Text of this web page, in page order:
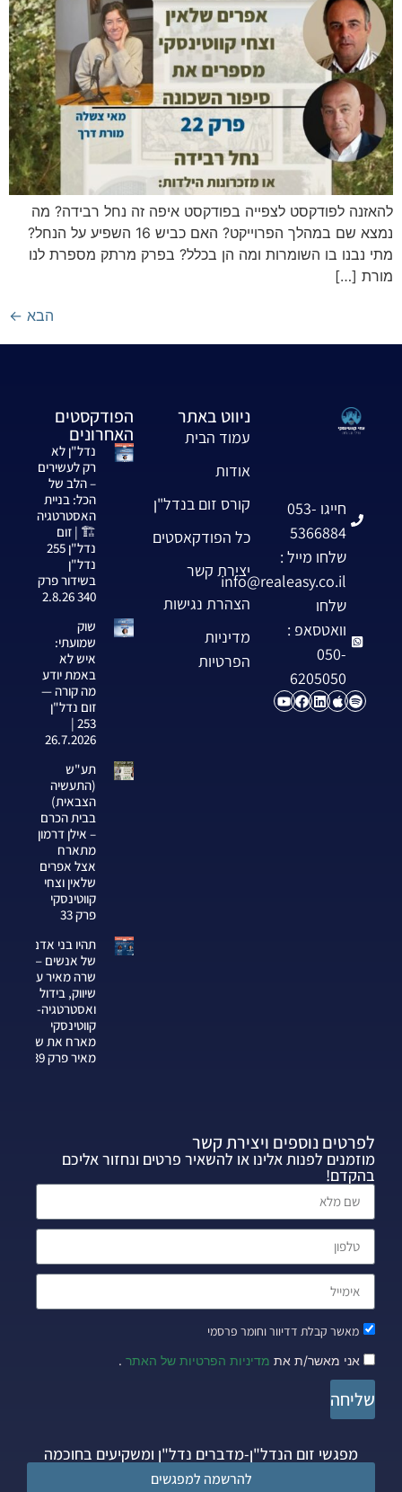
להאזנה לפודקסט לצפייה בפודקסט איפה זה נחל רבידה? מה
נמצא שם במהלך הפרוייקט? האם כביש 16 השפיע על הנחל?
מתי נבנו בו השומרות ומה הן בכלל? בפרק מרתק מספרת לנו
מורת […]
הבא ←
חייגו 053-
5366884
שלחו מייל :
info@realeasy.co.il
שלחו
וואטסאפ :
050-
6205050
ניווט באתר
עמוד הבית
אודות
קורס זום בנדל"ן
כל הפודקאסטים
יצירת קשר
הצהרת נגישות
מדיניות
הפרטיות
הפודקסטים
האחרונים
נדל"ן לא
רק לעשירים
– הלב של
הכל: בניית
האסטרטגיה
🏗️ | זום
נדל"ן 255
נדל"ן
בשידור פרק
340 2.8.26
שוק
שמועתי:
איש לא
באמת יודע
מה קורה —
זום נדל"ן
253 |
26.7.2026
תע"ש
(התעשיה
הצבאית)
בבית הכרם
– אילן דרמון
מתארח
אצל אפרים
שלאין וצחי
קווטינסקי
פרק 33
תהיו בני אדם
של אנשים —
שרה מאיר על
שיווק, בידול
ואסטרטגיה-צחי
קווטינסקי
מארח את שרה
מאיר פרק 339
לפרטים נוספים ויצירת קשר
מוזמנים לפנות אלינו או להשאיר פרטים ונחזור אליכם
בהקדם!
מאשר קבלת דדיוור וחומר פרסמי
אני מאשר/ת את מדיניות הפרטיות של האתר .
שליחה
מפגשי זום הנדל"ן-מדברים נדל"ן ומשקיעים בחוכמה
להרשמה למפגשים